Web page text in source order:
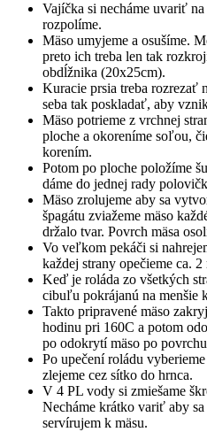
Vajíčka si necháme uvariť
rozpolíme.
Mäso umyjeme a osušíme.
preto ich treba len tak
obdĺžnika (20x25cm).
Kuracie prsia treba rozrezať
seba tak poskladať, aby
Mäso potrieme z vrchnej
ploche a okoreníme soľou,
korením.
Potom po ploche položíme
dáme do jednej rady
Mäso zrolujeme aby sa
špagátu zviažeme mäso
držalo tvar. Povrch mäsa
Vo veľkom pekáči si
každej strany opečieme ca.
Keď je roláda zo všetkých
cibuľu pokrájanú na menšie
Takto pripravené mäso
hodinu pri 160C a potom
po odokrytí mäso po
Po upečení roládu
zlejeme cez sítko do hrnca.
V 4 PL vody si zmiešame
Necháme krátko variť aby
servírujem k mäsu.